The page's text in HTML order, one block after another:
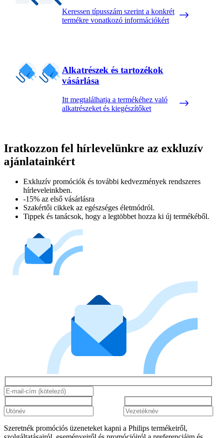
Keressen típusszám szerint a konkrét
termékre vonatkozó információkért
Alkatrészek és tartozékok
vásárlása
Itt megtalálhatja a termékéhez való
alkatrészeket és kiegészítőket
Iratkozzon fel hírlevelünkre az exkluzív
ajánlatainkért​
Exkluzív promóciók és további kedvezmények rendszeres
hírleveleinkben.
-15% az első vásárlásra
Szakértői cikkek az egészséges életmódról.
Tippek és tanácsok, hogy a legtöbbet hozza ki új termékéből.
Szeretnék promóciós üzeneteket kapni a Philips termékeiről,